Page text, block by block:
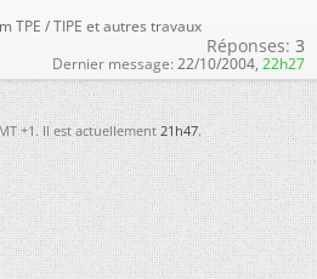
TPE / TIPE et autres travaux
Réponses: 3
Dernier message: 22/10/2004, 22h27
+1. Il est actuellement21h47.